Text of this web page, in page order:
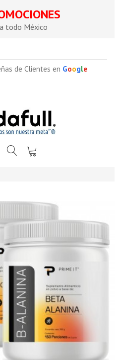
todo México
de Clientes en Google